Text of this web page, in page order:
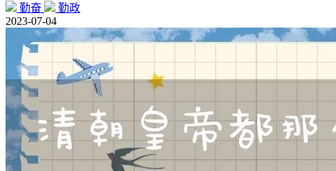
勤奋
勤政
2023-07-04